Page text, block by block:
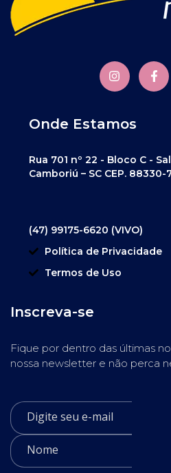
Onde Estamos
Rua 701 nº 22 - Bloco C -
Camboriú – SC CEP. 88330-
(47) 99175-6620 (VIVO)
Política de Privacidade
Termos de Uso
Inscreva-se
Fique por dentro das últimas
nossa newsletter e não perca